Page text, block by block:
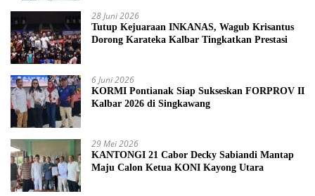
28 Juni 2026
Tutup Kejuaraan INKANAS, Wagub Krisantus
Dorong Karateka Kalbar Tingkatkan Prestasi
6 Juni 2026
KORMI Pontianak Siap Sukseskan FORPROV II
Kalbar 2026 di Singkawang
29 Mei 2026
KANTONGI 21 Cabor Decky Sabiandi Mantap
Maju Calon Ketua KONI Kayong Utara